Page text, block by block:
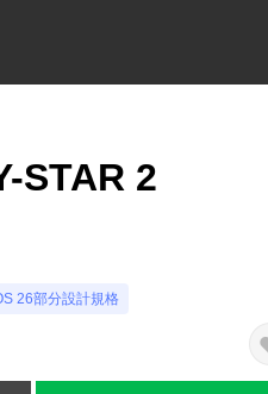
STAR 2
26部分設計規格